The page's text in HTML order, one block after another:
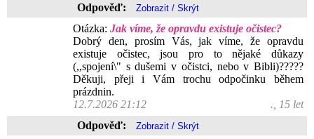
Odpověď:
Otázka: Jak víme, že opravdu existuje očistec?
Dobrý den, prosím Vás, jak víme, že opravdu
existuje očistec, jsou pro to nějaké důkazy
(,,spojení\" s dušemi v očistci, nebo v Bibli)?????
Děkuji, přeji i Vám trochu odpočinku během
prázdnin.
12.7.2026 21:12
., 15 let
Odpověď: